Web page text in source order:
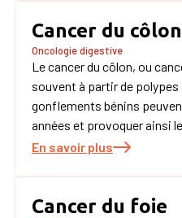
Cancer du côlon
Oncologie digestive
Le cancer du côlon, ou
souvent à partir de
gonflements bénins
années et provoquer ainsi
En savoir plus
Cancer du foie